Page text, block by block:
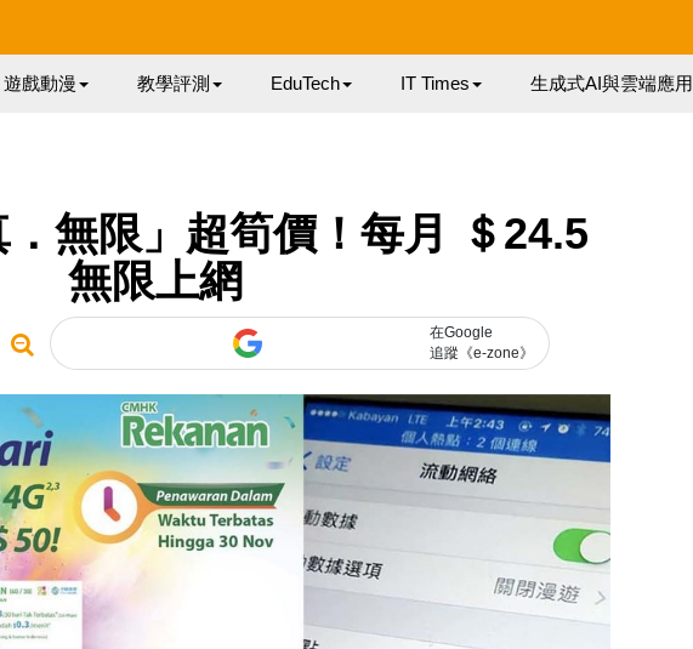
遊戲動漫 教學評測 EduTech IT Times 生成式AI與雲端應用
無限」超筍價！每月 ＄24.5
無限上網
在Google
追蹤《e-zone》